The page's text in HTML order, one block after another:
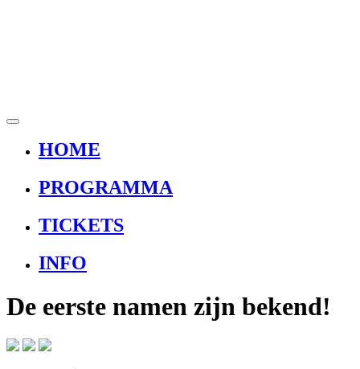
HOME
PROGRAMMA
TICKETS
INFO
De eerste namen zijn bekend!